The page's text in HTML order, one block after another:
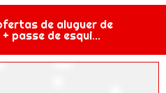
de aluguer de
passe de esqui...